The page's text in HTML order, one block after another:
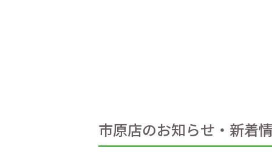
市原店のお知らせ・新着